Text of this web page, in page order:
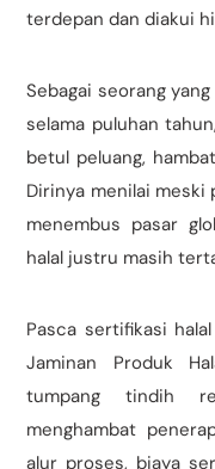
terdepan dan diakui
Sebagai seorang
selama puluhan
betul peluang,
Dirinya menilai meski
menembus pasar
halal justru masih
Pasca sertifikasi
Jaminan Produk
tumpang tindih
menghambat
alur proses, biaya